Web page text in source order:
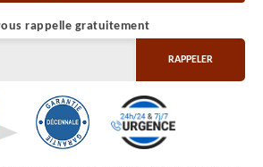
rappelle gratuitement